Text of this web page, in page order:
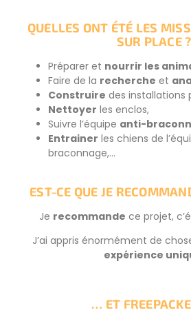
QUELLES ONT ÉTÉ LES
SUR PLACE ?
Préparer et nourrir les
Faire de la recherche et
Construire des installations
Nettoyer les enclos,
Suivre l’équipe anti-
Entrainer les chiens de
braconnage,…
EST-CE QUE JE
Je recommande ce projet,
J’ai appris énormément de
expérience
… ET